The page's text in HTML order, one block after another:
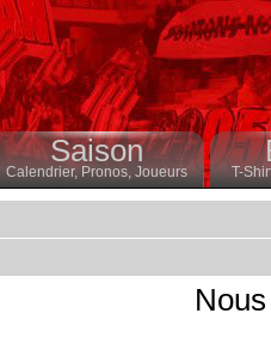
Saison
Calendrier,Pronos, Joueurs T-